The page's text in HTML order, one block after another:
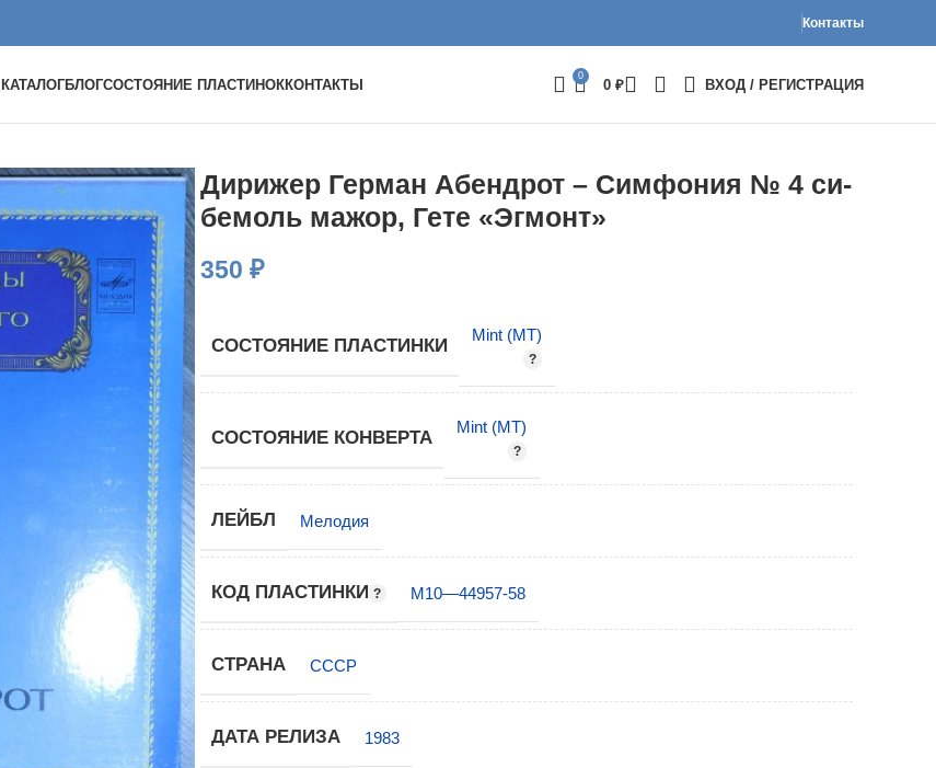
Контакты
КАТАЛОГБЛОГСОСТОЯНИЕ ПЛАСТИНОККОНТАКТЫ
0
0 ₽ ВХОД / РЕГИСТРАЦИЯ
Дирижер Герман Абендрот – Симфония № 4 си-
бемоль мажор, Гете «Эгмонт»
350 ₽
СОСТОЯНИЕ ПЛАСТИНКИ
Mint (MT)
СОСТОЯНИЕ КОНВЕРТА
Mint (MT)
ЛЕЙБЛ Мелодия
КОД ПЛАСТИНКИ М10—44957-58
СТРАНА СССР
ДАТА РЕЛИЗА 1983